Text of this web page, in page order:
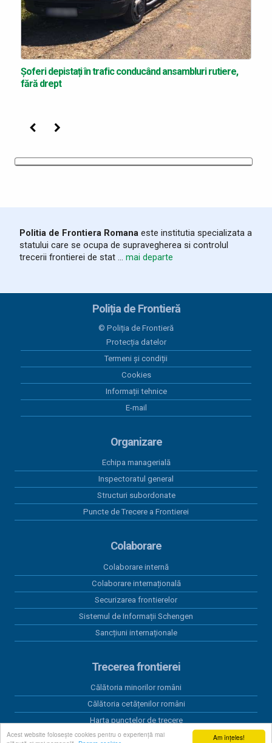
Am înțeles!
Acest website folosește cookies pentru o experiență mai
Șoferi depistați în trafic conducând ansambluri rutiere,
fără drept
Precedenta
Politia de Frontiera Romana este institutia specializata a
statului care se ocupa de supravegherea si controlul
trecerii frontierei de stat ... mai departe
Poliția de Frontieră
© Poliția de Frontieră
Protecția datelor
Termeni și condiții
Cookies
Informații tehnice
E-mail
Organizare
Echipa managerială
Inspectoratul general
Structuri subordonate
Puncte de Trecere a Frontierei
Colaborare
Colaborare internă
Colaborare internațională
Securizarea frontierelor
Sistemul de Informații Schengen
Sancțiuni internaționale
Trecerea frontierei
Călătoria minorilor români
Călătoria cetățenilor români
Harta punctelor de trecere
Timpul de așteptare la frontieră